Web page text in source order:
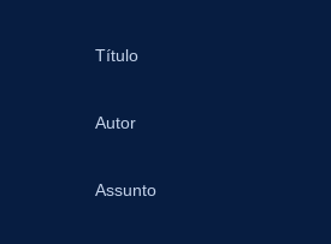
Título
Autor
Assunto